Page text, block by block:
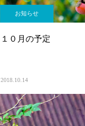
お知らせ
１０月の予定
2018.10.14